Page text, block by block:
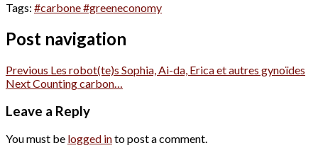
Tags: #carbone #greeneconomy
Post navigation
Previous Les robot(te)s Sophia, Ai-da, Erica et autres gynoïdes
NextCounting carbon…
Leave a Reply
You must be logged into post a comment.